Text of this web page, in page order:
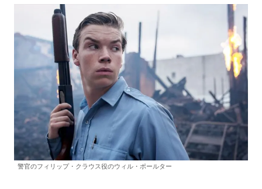
警官のフィリップ・クラウス役のウィル・ポールター